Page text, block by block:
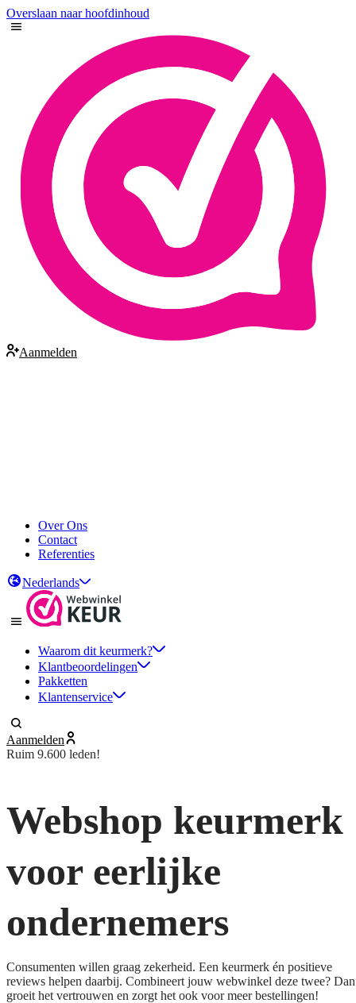
Overslaan naar hoofdinhoud
Aanmelden
Over Ons
Contact
Referenties
Nederlands
Waarom dit keurmerk?
Klantbeoordelingen
Pakketten
Klantenservice
Aanmelden
Ruim 9.600 leden!
Webshop keurmerk
voor eerlijke
ondernemers
Consumenten willen graag zekerheid. Een keurmerk én positieve
reviews helpen daarbij. Combineert jouw webwinkel deze twee? Dan
groeit het vertrouwen en zorgt het ook voor meer bestellingen!